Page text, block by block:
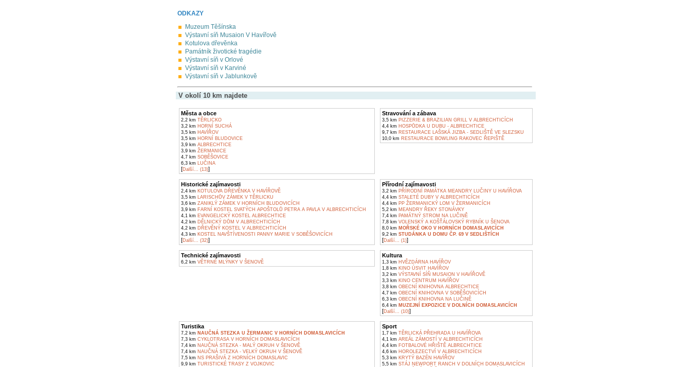
ODKAZY
Muzeum Těšínska
Výstavní síň Musaion V Havířově
Kotulova dřevěnka
Památník životické tragédie
Výstavní síň v Orlové
Výstavní síň v Karviné
Výstavní síň v Jablunkově
V okolí 10 km najdete
Města a obce
2,2 km TĚRLICKO
3,2 km HORNÍ SUCHÁ
3,5 km HAVÍŘOV
3,5 km HORNÍ BLUDOVICE
3,9 km ALBRECHTICE
3,9 km ŽERMANICE
4,7 km SOBĚŠOVICE
6,3 km LUČINA
[Další... (13)]
Stravování a zábava
3,5 km PIZZERIE & BRAZILIAN GRILL V ALBRECHTICÍCH
4,4 km HOSPŮDKA U DUBU - ALBRECHTICE
9,7 km RESTAURACE LAŠSKÁ JIZBA - SEDLIŠTĚ VE SLEZSKU
10,0 km RESTAURACE BOWLING RAKOVEC ŘEPIŠTĚ
Historické zajímavosti
2,4 km KOTULOVA DŘEVĚNKA V HAVÍŘOVĚ
3,5 km LARISCHŮV ZÁMEK V TĚRLICKU
3,6 km ZANIKLÝ ZÁMEK V HORNÍCH BLUDOVICÍCH
3,9 km FARNÍ KOSTEL SVATÝCH APOŠTOLŮ PETRA A PAVLA V ALBRECHTICÍCH
4,1 km EVANGELICKÝ KOSTEL ALBRECHTICE
4,2 km DĚLNICKÝ DŮM V ALBRECHTICÍCH
4,2 km DŘEVĚNÝ KOSTEL V ALBRECHTICÍCH
4,3 km KOSTEL NAVŠTÍVENOSTI PANNY MARIE V SOBĚŠOVICÍCH
[Další... (32)]
Přírodní zajímavosti
3,2 km PŘÍRODNÍ PAMÁTKA MEANDRY LUČINY U HAVÍŘOVA
4,4 km STALETÉ DUBY V ALBRECHTICÍCH
4,4 km PP ŽERMANICKÝ LOM V ŽERMANICÍCH
5,2 km MEANDRY ŘEKY STONÁVKY
7,4 km PAMÁTNÝ STROM NA LUČINĚ
7,8 km VOLENSKÝ A KOŠŤÁLOVSKÝ RYBNÍK U ŠENOVA
8,0 km MOŘSKÉ OKO V HORNÍCH DOMASLAVICÍCH
9,2 km STUDÁNKA U DOMU ČP. 69 V SEDLIŠTÍCH
[Další... (1)]
Technické zajímavosti
6,2 km VĚTRNÉ MLÝNKY V ŠENOVĚ
Kultura
1,3 km HVĚZDÁRNA HAVÍŘOV
1,8 km KINO ÚSVIT HAVÍŘOV
3,2 km VÝSTAVNÍ SÍŇ MUSAION V HAVÍŘOVĚ
3,3 km KINO CENTRUM HAVÍŘOV
3,8 km OBECNÍ KNIHOVNA ALBRECHTICE
4,7 km OBECNÍ KNIHOVNA V SOBĚŠOVICÍCH
6,3 km OBECNÍ KNIHOVNA NA LUČINĚ
6,4 km MUZEJNÍ EXPOZICE V DOLNÍCH DOMASLAVICÍCH
[Další... (10)]
Turistika
7,2 km NAUČNÁ STEZKA U ŽERMANIC V HORNÍCH DOMASLAVICÍCH
7,3 km CYKLOTRASA V HORNÍCH DOMASLAVICÍCH
7,4 km NAUČNÁ STEZKA - MALÝ OKRUH V ŠENOVĚ
7,4 km NAUČNÁ STEZKA - VELKÝ OKRUH V ŠENOVĚ
7,5 km NS PRAŠIVÁ Z HORNÍCH DOMASLAVIC
9,9 km TURISTICKÉ TRASY Z VOJKOVIC
Sport
1,7 km TĚRLICKÁ PŘEHRADA U HAVÍŘOVA
4,1 km AREÁL ZÁMOSTÍ V ALBRECHTICÍCH
4,4 km FOTBALOVÉ HŘIŠTĚ ALBRECHTICE
4,6 km HOROLEZECTVÍ V ALBRECHTICÍCH
5,3 km KRYTÝ BAZÉN HAVÍŘOV
5,5 km STÁJ NEWPORT RANCH V DOLNÍCH DOMASLAVICÍCH